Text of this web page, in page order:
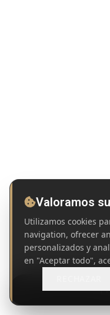
Valoramos
Utilizamos cookies
navigation, ofrecer
personalizados y
en "Aceptar todo",